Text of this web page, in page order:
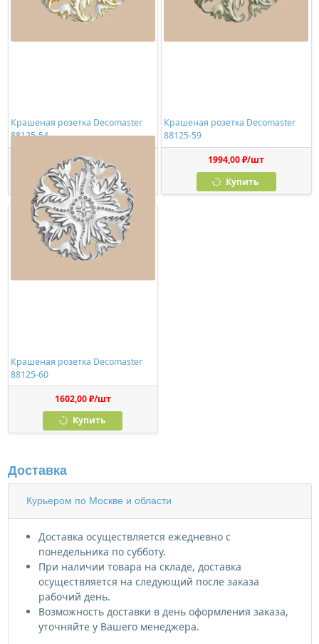
Крашеная розетка Decomaster
88125-54
1602,00 ₽/шт
Купить
Крашеная розетка Decomaster
88125-59
1994,00 ₽/шт
Купить
Крашеная розетка Decomaster
88125-60
1602,00 ₽/шт
Купить
Доставка
Курьером по Москве и области
Доставка осуществляется ежедневно с
понедельника по субботу.
При наличии товара на складе, доставка
осуществляется на следующий после заказа
рабочий день.
Возможность доставки в день оформления заказа,
уточняйте у Вашего менеджера.